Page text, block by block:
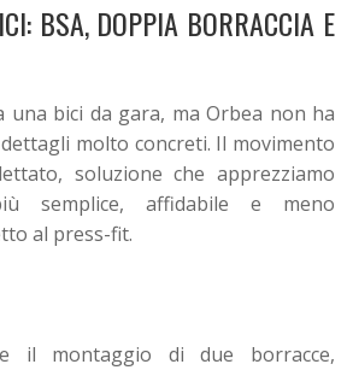
BSA, DOPPIA BORRACCIA E
una bici da gara, ma Orbea non ha
molto concreti. Il movimento
soluzione che apprezziamo
semplice, affidabile e meno
al press-fit.
il montaggio di due borracce,